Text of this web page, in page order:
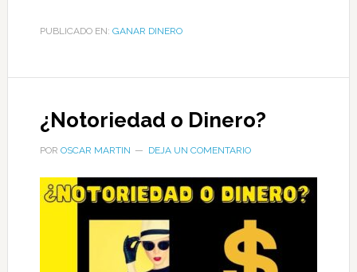
PUBLICADO EN: GANAR DINERO
¿Notoriedad o Dinero?
POR OSCAR MARTIN DEJA UN COMENTARIO